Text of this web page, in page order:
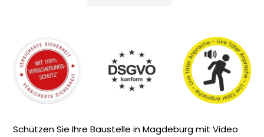
Schützen Sie Ihre Baustelle in Magdeburg mit Video